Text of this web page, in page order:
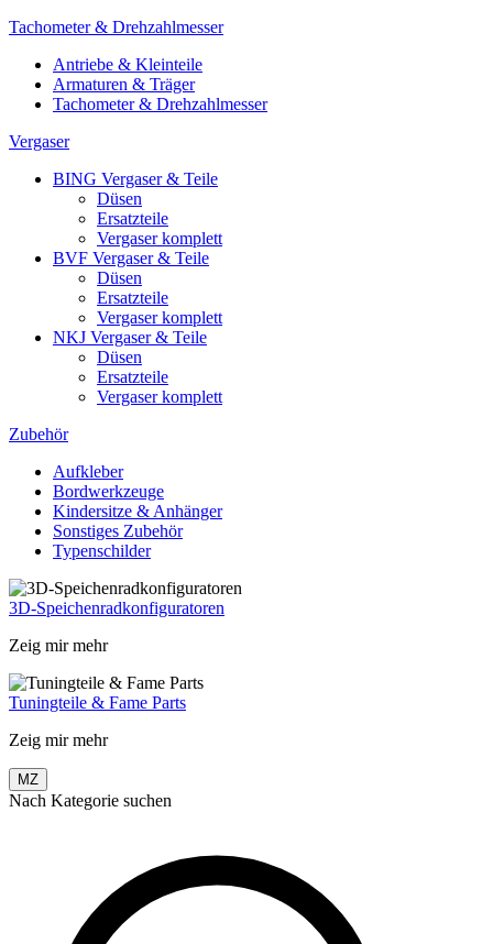
Tachometer & Drehzahlmesser
Antriebe & Kleinteile
Armaturen & Träger
Tachometer & Drehzahlmesser
Vergaser
BING Vergaser & Teile
Düsen
Ersatzteile
Vergaser komplett
BVF Vergaser & Teile
Düsen
Ersatzteile
Vergaser komplett
NKJ Vergaser & Teile
Düsen
Ersatzteile
Vergaser komplett
Zubehör
Aufkleber
Bordwerkzeuge
Kindersitze & Anhänger
Sonstiges Zubehör
Typenschilder
3D-Speichenradkonfiguratoren
Zeig mir mehr
Tuningteile & Fame Parts
Zeig mir mehr
MZ
Nach Kategorie suchen